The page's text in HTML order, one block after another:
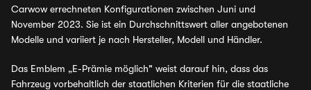
Carwow errechneten Konfigurationen zwischen Juni und
November 2023. Sie ist ein Durchschnittswert aller angebotenen
Modelle und variiert je nach Hersteller, Modell und Händler.
Das Emblem „E-Prämie möglich" weist darauf hin, dass das
Fahrzeug vorbehaltlich der staatlichen Kriterien für die staatliche